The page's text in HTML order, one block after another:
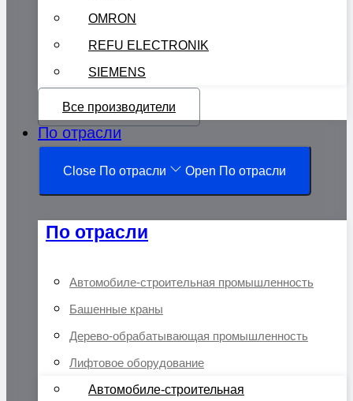
OMRON
REFU ELECTRONIK
SIEMENS
Все производители
По отрасли
Close По отрасли Open По отрасли
По отрасли
Автомобиле-строительная промышленность
Башенные краны
Дерево-обрабатывающая промышленность
Лифтовое оборудование
Автомобиле-строительная